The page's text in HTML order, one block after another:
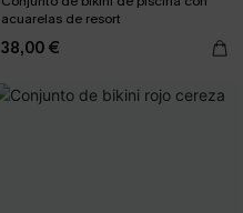
acuarelas de resort
38,00 €